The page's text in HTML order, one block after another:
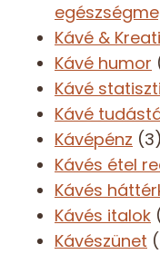
Kávé &
Kávé humor
Kávé
Kávé
Kávépénz (3)
Kávés étel
Kávés
Kávés italok
Kávészünet